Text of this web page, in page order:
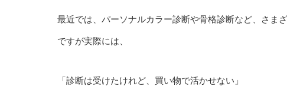
最近では、パーソナルカラー診断や骨格診断など、さま
ですが実際には、
「診断は受けたけれど、買い物で活かせない」